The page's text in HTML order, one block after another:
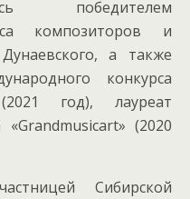
победителем
композиторов и
а также
конкурса
год), лауреат
(2020
Сибирской